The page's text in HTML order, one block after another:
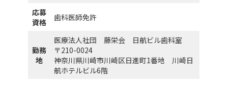
応募
資格
歯科医師免許
勤務
地
医療法人社団 藤栄会 日航ビル歯科室
〒210-0024
神奈川県川崎市川崎区日進町1番地 川崎日
航ホテルビル6階